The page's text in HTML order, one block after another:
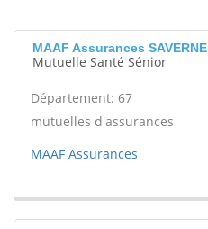
MAAF Assurances SAVERNE
Mutuelle Santé Sénior
Département: 67
mutuelles d'assurances
MAAF Assurances